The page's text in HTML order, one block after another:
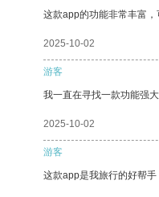
这款app的功能非常丰富，
2025-10-02
游客
我一直在寻找一款功能强
2025-10-02
游客
这款app是我旅行的好帮手